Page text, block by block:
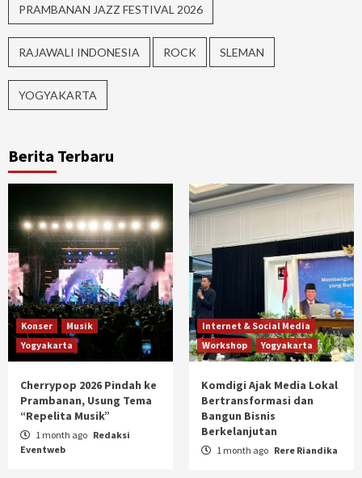
PRAMBANAN JAZZ FESTIVAL 2026
RAJAWALI INDONESIA ROCK SLEMAN
YOGYAKARTA
Berita Terbaru
Konser
Musik
Yogyakarta
Cherrypop 2026 Pindah ke
Prambanan, Usung Tema
“Repelita Musik”
1 month ago Redaksi
Eventweb
Internet & Social Media
Workshop
Yogyakarta
Komdigi Ajak Media Lokal
Bertransformasi dan
Bangun Bisnis
Berkelanjutan
1 month ago Rere Riandika